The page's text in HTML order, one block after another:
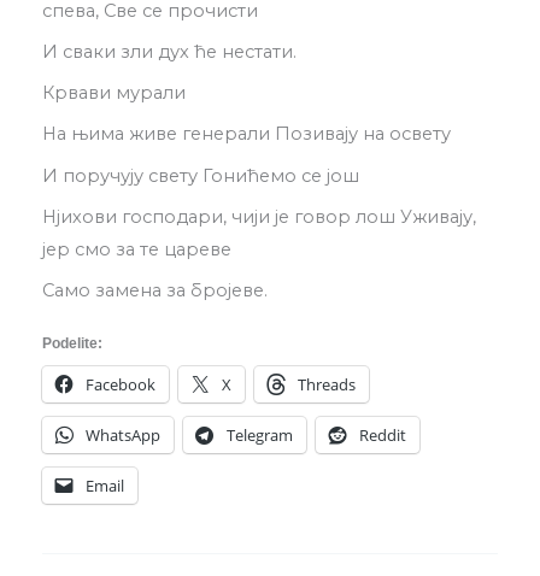
спева, Све се прочисти
И сваки зли дух ће нестати.
Крвави мурали
На њима живе генерали Позивају на освету
И поручују свету Гонићемо се још
Нјихови господари, чији је говор лош Уживају,
јер смо за те цареве
Само замена за бројеве.
Podelite:
Facebook X Threads
WhatsApp Telegram Reddit
Email